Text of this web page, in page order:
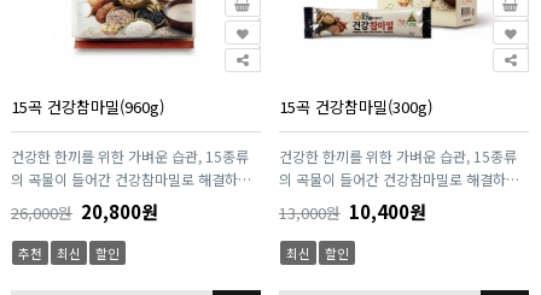
15곡 건강참마밀(960g)
건강한 한끼를 위한 가벼운 습관, 15종류
의 곡물이 들어간 건강참마밀로 해결하세
요. 건강한 한끼는 당신에게 힘이 될거에
요. 흔한 곡물로 이루어진 선식보다 이렇게
좋은 영양분이 많은 마가 첨가 되어 있어
한끼 식사대용으로 충분합니다. 마, 흑미,
26,000원 20,800원
추천 최신 할인
15곡 건강참마밀(300g)
건강한 한끼를 위한 가벼운 습관, 15종류
의 곡물이 들어간 건강참마밀로 해결하세
요. 건강한 한끼는 당신에게 힘이 될거에
요. 마, 흑미, 쌀보리, 멥쌀, 콩, 현미, 찹쌀,
옥수수, 수수, 검정콩, 들깨, 차조, 땅콩, 검
은깨, 맥아, 밀 모두 15종류의 곡물이 들어
13,000원 10,400원
최신 할인